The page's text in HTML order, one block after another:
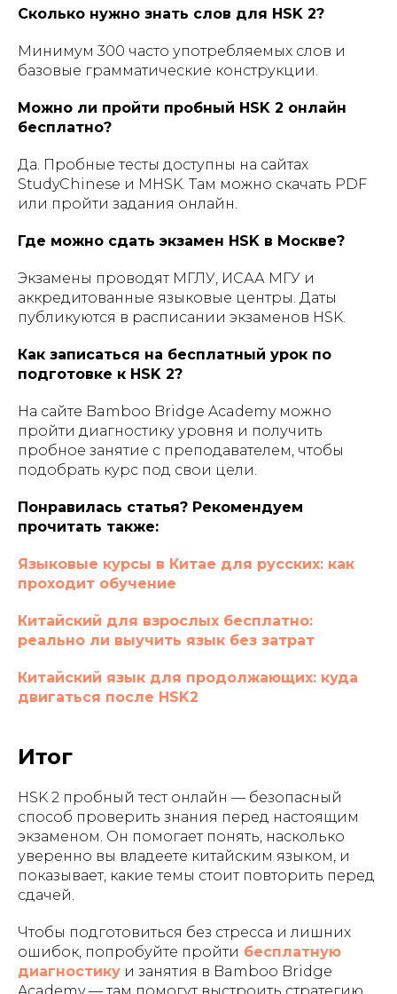
Сколько нужно знать слов для HSK 2?
Минимум 300 часто употребляемых слов и
базовые грамматические конструкции.
Можно ли пройти пробный HSK 2 онлайн
бесплатно?
Да. Пробные тесты доступны на сайтах
StudyChinese и MHSK. Там можно скачать PDF
или пройти задания онлайн.
Где можно сдать экзамен HSK в Москве?
Экзамены проводят МГЛУ, ИСАА МГУ и
аккредитованные языковые центры. Даты
публикуются в расписании экзаменов HSK.
Как записаться на бесплатный урок по
подготовке к HSK 2?
На сайте Bamboo Bridge Academy можно
пройти диагностику уровня и получить
пробное занятие с преподавателем, чтобы
подобрать курс под свои цели.
Понравилась статья? Рекомендуем
прочитать также:
Языковые курсы в Китае для русских: как
проходит обучение
Китайский для взрослых бесплатно:
реально ли выучить язык без затрат
Китайский язык для продолжающих: куда
двигаться после HSK2
Итог
HSK 2 пробный тест онлайн — безопасный
способ проверить знания перед настоящим
экзаменом. Он помогает понять, насколько
уверенно вы владеете китайским языком, и
показывает, какие темы стоит повторить перед
сдачей.
Чтобы подготовиться без стресса и лишних
ошибок, попробуйте пройти бесплатную
диагностику и занятия в Bamboo Bridge